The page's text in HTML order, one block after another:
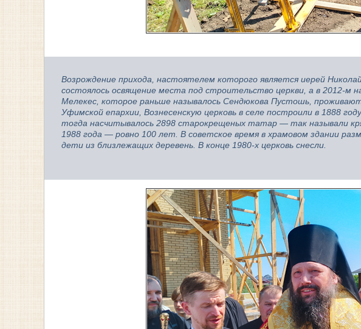
Возрождение прихода, настоятелем которого является иерей
состоялось освящение места под строительство церкви, а в 2012-м
Мелекес, которое раньше называлось Сендюкова Пустошь,
Уфимской епархии, Вознесенскую церковь в селе построили в 1888
тогда насчитывалось 2898 старокрещеных татар — так называли
1988 года — ровно 100 лет. В советское время в храмовом здании
дети из близлежащих деревень. В конце 1980-х церковь снесли.